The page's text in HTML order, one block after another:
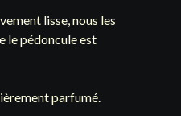
lisse, nous les
le pédoncule est
parfumé.